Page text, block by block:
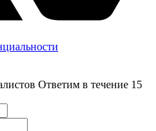
Ответим в течение 15